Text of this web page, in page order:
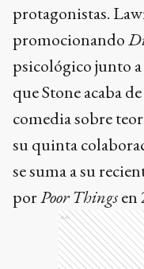
protagonistas.
promocionando
psicológico junto
que Stone acaba
comedia sobre
su quinta
se suma a su
porPoor Thingsen
Ads